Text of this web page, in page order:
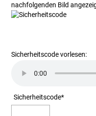
nachfolgenden Bild
Sicherheitscode vorlesen:
Sicherheitscode*